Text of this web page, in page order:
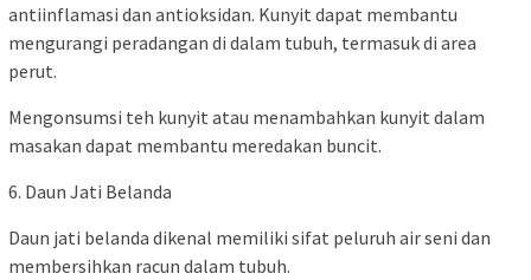
antiinflamasi dan antioksidan. Kunyit dapat membantu
mengurangi peradangan di dalam tubuh, termasuk di area
perut.
Mengonsumsi teh kunyit atau menambahkan kunyit dalam
masakan dapat membantu meredakan buncit.
6. Daun Jati Belanda
Daun jati belanda dikenal memiliki sifat peluruh air seni dan
membersihkan racun dalam tubuh.